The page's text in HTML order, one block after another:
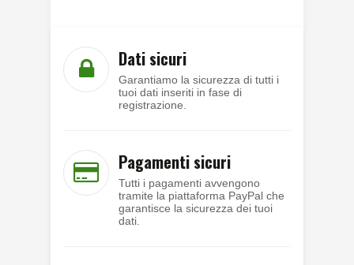
Dati sicuri
Garantiamo la sicurezza di tutti i
tuoi dati inseriti in fase di
registrazione.
Pagamenti sicuri
Tutti i pagamenti avvengono
tramite la piattaforma PayPal che
garantisce la sicurezza dei tuoi
dati.